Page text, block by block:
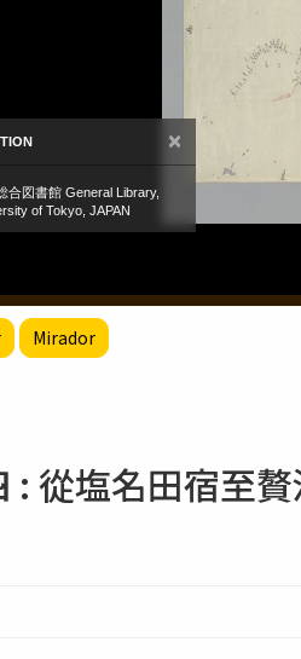
Mirador
從塩名田宿至